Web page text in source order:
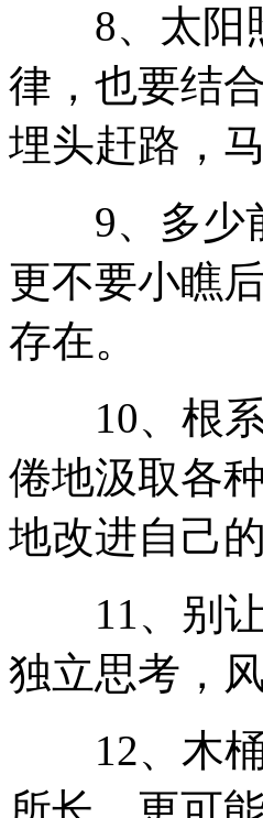
8、太阳照
律，也要结
埋头赶路，
9、多少前
更不要小瞧
存在。
10、根系
倦地汲取各
地改进自己
11、别让
独立思考，
12、木